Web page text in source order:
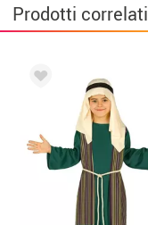
Prodotti correlati